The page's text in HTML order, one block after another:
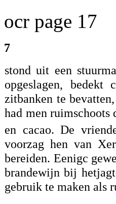
ocr page 17
7
stond uit een
opgeslagen,
zitbanken te
had men
en cacao. De
voorzag hen van
bereiden. Eenigc
brandewijn bij
gebruik te maken als